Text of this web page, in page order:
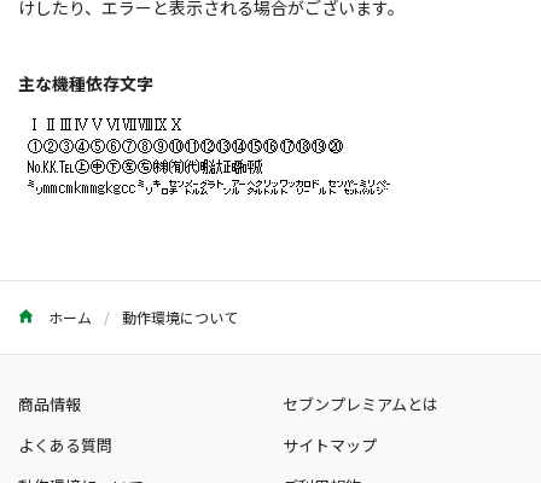
けしたり、エラーと表示される場合がございます。
主な機種依存文字
ホーム 動作環境について
商品情報
セブンプレミアムとは
よくある質問
サイトマップ